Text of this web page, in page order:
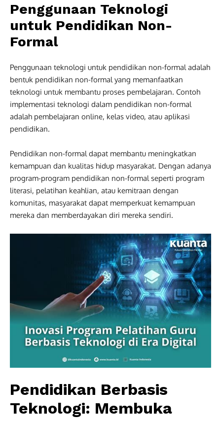
Penggunaan Teknologi
untuk Pendidikan Non-
Formal
Penggunaan teknologi untuk pendidikan non-formal adalah
bentuk pendidikan non-formal yang memanfaatkan
teknologi untuk membantu proses pembelajaran. Contoh
implementasi teknologi dalam pendidikan non-formal
adalah pembelajaran online, kelas video, atau aplikasi
pendidikan.
Pendidikan non-formal dapat membantu meningkatkan
kemampuan dan kualitas hidup masyarakat. Dengan adanya
program-program pendidikan non-formal seperti program
literasi, pelatihan keahlian, atau kemitraan dengan
komunitas, masyarakat dapat memperkuat kemampuan
mereka dan memberdayakan diri mereka sendiri.
Pendidikan Berbasis
Teknologi: Membuka